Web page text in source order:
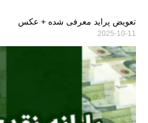
تعویض پراید معرفی شده + عکس
2025-10-11